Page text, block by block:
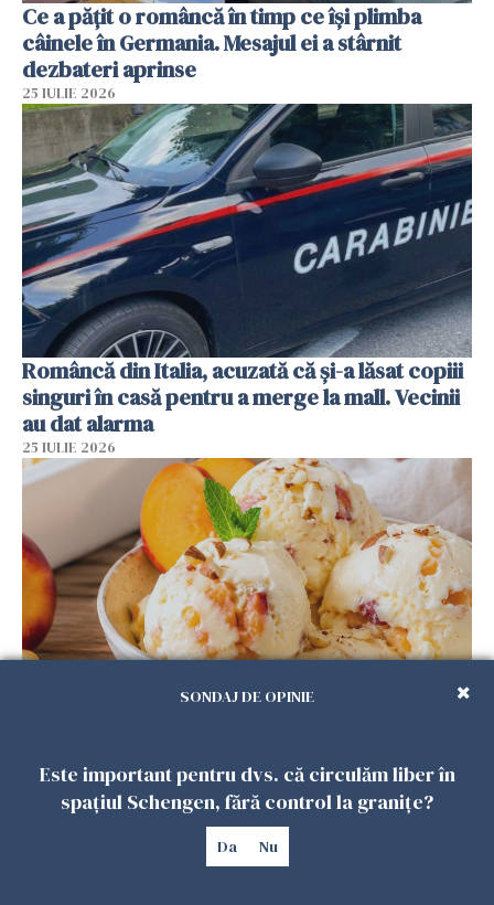
Ce a pățit o româncă în timp ce își plimba
câinele în Germania. Mesajul ei a stârnit
dezbateri aprinse
25 IULIE 2026
Româncă din Italia, acuzată că și-a lăsat copiii
singuri în casă pentru a merge la mall. Vecinii
au dat alarma
25 IULIE 2026
câteva ingrediente
25 IULIE 2026
SONDAJ DE OPINIE
Este important pentru dvs. că circulăm liber în
spațiul Schengen, fără control la granițe?
Da Nu